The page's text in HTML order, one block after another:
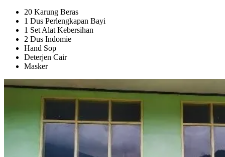
20 Karung Beras
1 Dus Perlengkapan Bayi
1 Set Alat Kebersihan
2 Dus Indomie
Hand Sop
Deterjen Cair
Masker